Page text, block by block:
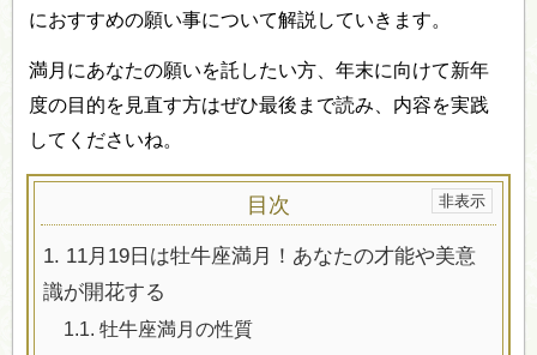
におすすめの願い事について解説していきます。
満月にあなたの願いを託したい方、年末に向けて新年
度の目的を見直す方はぜひ最後まで読み、内容を実践
してくださいね。
目次
1. 11月19日は牡牛座満月！あなたの才能や美意
識が開花する
1.1. 牡牛座満月の性質